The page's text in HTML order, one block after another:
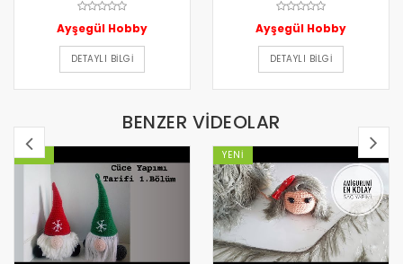
Ayşegül Hobby
DETAYLI BILGI
Ayşegül Hobby
DETAYLI BILGI
BENZER VİDEOLAR
YENI YENI